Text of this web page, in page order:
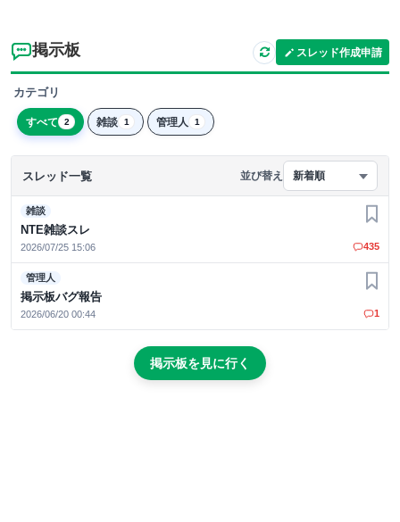
掲示板 スレッド作成申請
カテゴリ
すべて 2 雑談 1 管理人 1
スレッド一覧 並び替え 新着順
雑談
NTE雑談スレ
2026/07/25 15:06
お気
435
管理人
掲示板バグ報告
2026/06/20 00:44
お気
1
掲示板を見に行く